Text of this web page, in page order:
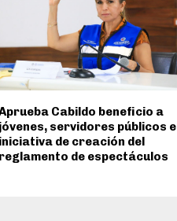
Cabildo beneficio a
jóvenes, servidores públicos e
iniciativa de creación del
reglamento de espectáculos